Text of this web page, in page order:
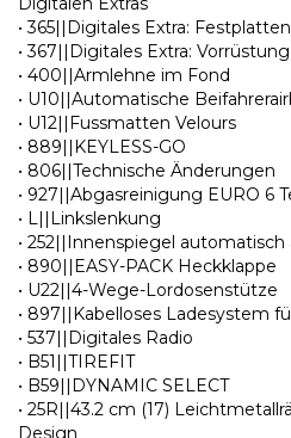
• 365||Digitales Extra:
• 367||Digitales Extra:
• 400||Armlehne im Fond
• U10||Automatische
• U12||Fussmatten Velours
• 889||KEYLESS-GO
• 806||Technische Änderungen
• 927||Abgasreinigung EURO 6
• L||Linkslenkung
• 252||Innenspiegel
• 890||EASY-PACK Heckklappe
• U22||4-Wege-Lordosenstütze
• 897||Kabelloses Ladesystem
• 537||Digitales Radio
• B51||TIREFIT
• B59||DYNAMIC SELECT
• 25R||43.2 cm (17)
Design